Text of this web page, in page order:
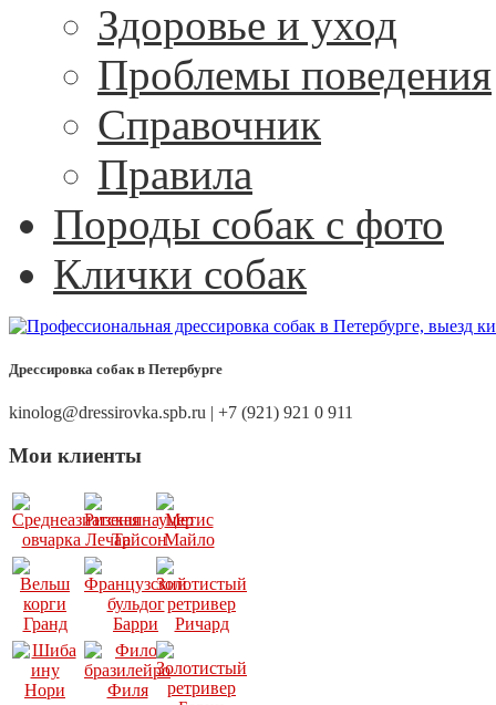
Здоровье и уход
Проблемы поведения
Справочник
Правила
Породы собак с фото
Клички собак
Дрессировка собак в Петербурге
kinolog@dressirovka.spb.ru | +7 (921) 921 0 911
Мои клиенты